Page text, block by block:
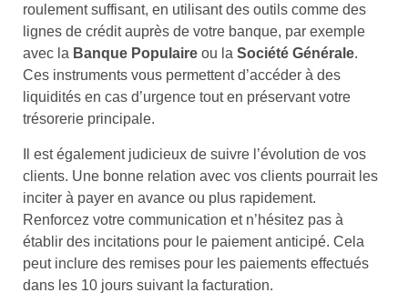
roulement suffisant, en utilisant des outils comme des
lignes de crédit auprès de votre banque, par exemple
avec la Banque Populaire ou la Société Générale.
Ces instruments vous permettent d’accéder à des
liquidités en cas d’urgence tout en préservant votre
trésorerie principale.
Il est également judicieux de suivre l’évolution de vos
clients. Une bonne relation avec vos clients pourrait les
inciter à payer en avance ou plus rapidement.
Renforcez votre communication et n’hésitez pas à
établir des incitations pour le paiement anticipé. Cela
peut inclure des remises pour les paiements effectués
dans les 10 jours suivant la facturation.